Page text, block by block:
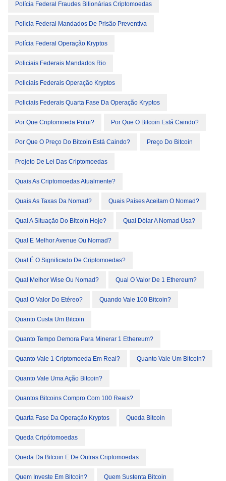
Polícia Federal Fraudes Bilionárias Criptomoedas
Polícia Federal Mandados De Prisão Preventiva
Polícia Federal Operação Kryptos
Policiais Federais Mandados Rio
Policiais Federais Operação Kryptos
Policiais Federais Quarta Fase Da Operação Kryptos
Por Que Criptomoeda Polui? Por Que O Bitcoin Está Caindo?
Por Que O Preço Do Bitcoin Está Caindo? Preço Do Bitcoin
Projeto De Lei Das Criptomoedas
Quais As Criptomoedas Atualmente?
Quais As Taxas Da Nomad? Quais Países Aceitam O Nomad?
Qual A Situação Do Bitcoin Hoje? Qual Dólar A Nomad Usa?
Qual E Melhor Avenue Ou Nomad?
Qual É O Significado De Criptomoedas?
Qual Melhor Wise Ou Nomad? Qual O Valor De 1 Ethereum?
Qual O Valor Do Etéreo? Quando Vale 100 Bitcoin?
Quanto Custa Um Bitcoin
Quanto Tempo Demora Para Minerar 1 Ethereum?
Quanto Vale 1 Criptomoeda Em Real? Quanto Vale Um Bitcoin?
Quanto Vale Uma Ação Bitcoin?
Quantos Bitcoins Compro Com 100 Reais?
Quarta Fase Da Operação Kryptos Queda Bitcoin
Queda Cripótomoedas
Queda Da Bitcoin E De Outras Criptomoedas
Quem Investe Em Bitcoin? Quem Sustenta Bitcoin